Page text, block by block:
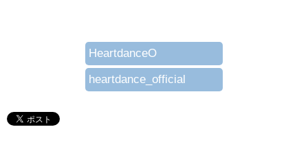
HeartdanceO
heartdance_official